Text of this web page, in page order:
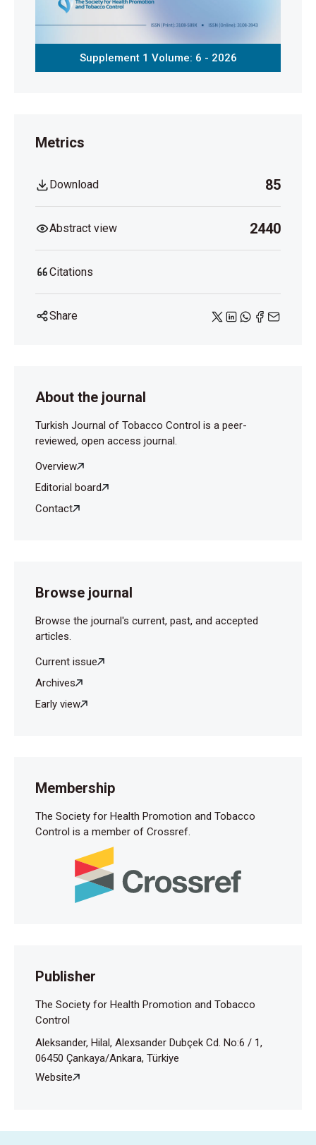
Supplement 1 Volume: 6 - 2026
Metrics
Download 85
Abstract view 2440
Citations
Share
About the journal
Turkish Journal of Tobacco Control is a peer-
reviewed, open access journal.
Overview
Editorial board
Contact
Browse journal
Browse the journal's current, past, and accepted
articles.
Current issue
Archives
Early view
Membership
The Society for Health Promotion and Tobacco
Control is a member of Crossref.
Publisher
The Society for Health Promotion and Tobacco
Control
Aleksander, Hilal, Alexsander Dubçek Cd. No:6 / 1,
06450 Çankaya/Ankara, Türkiye
Website